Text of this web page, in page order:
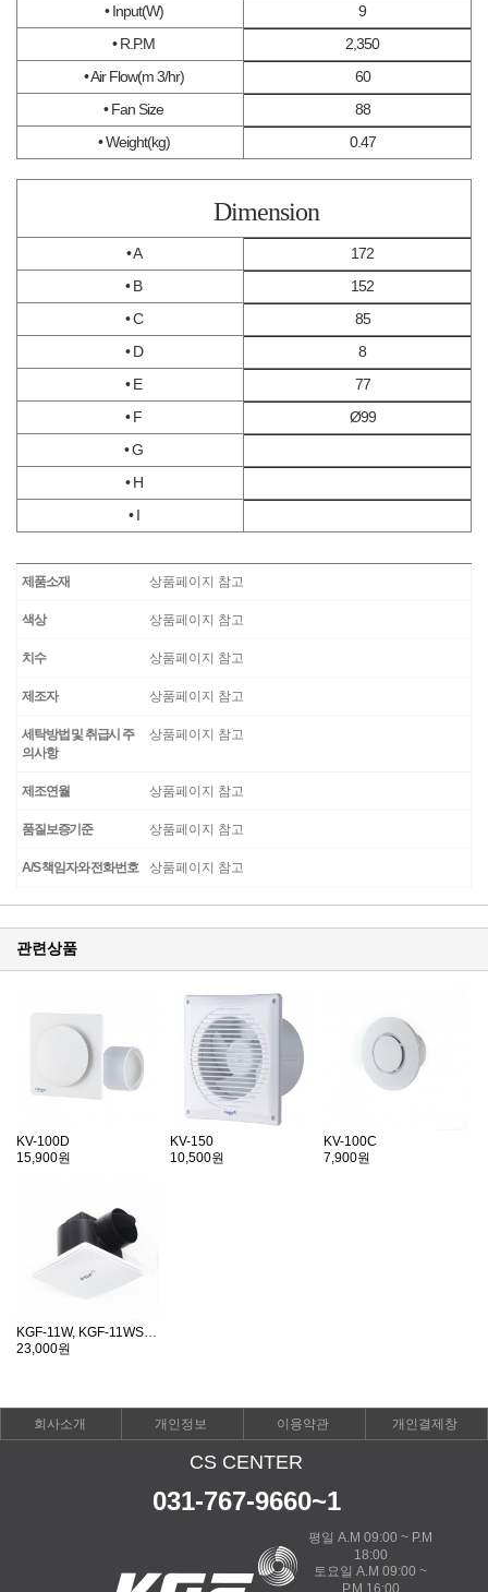
• Input(W)
9
• R.P.M
2,350
• Air Flow(m 3/hr)
60
• Fan Size
88
• Weight(kg)
0.47
Dimension
• A
172
• B
152
• C
85
• D
8
• E
77
• F
Ø99
• G
• H
• I
제품소재 상품페이지 참고
색상 상품페이지 참고
치수 상품페이지 참고
제조자 상품페이지 참고
세탁방법 및 취급시 주
의사항
상품페이지 참고
제조연월 상품페이지 참고
품질보증기준 상품페이지 참고
A/S 책임자와 전화번호 상품페이지 참고
관련상품
KV-100D
15,900원
KV-150
10,500원
KV-100C
7,900원
KGF-11W, KGF-11WS, KGF-24WS
23,000원
회사소개 개인정보 이용약관 개인결제창
CS CENTER
031-767-9660~1
평일 A.M 09:00 ~ P.M
18:00
토요일 A.M 09:00 ~